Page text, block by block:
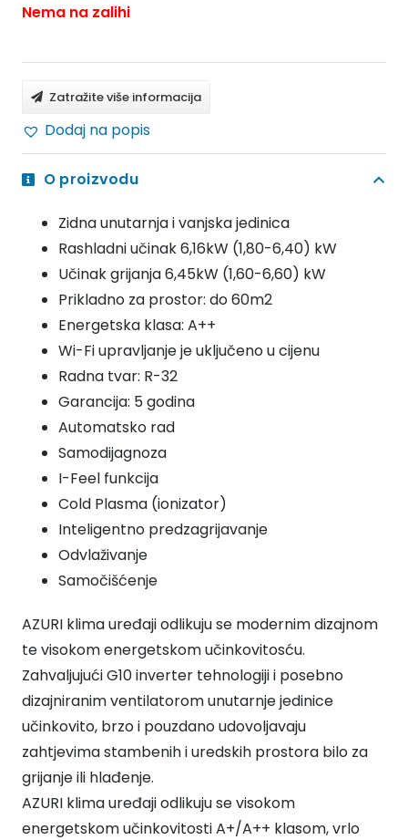
Nema na zalihi
Zatražite više informacija
Dodaj na popis
O proizvodu
Zidna unutarnja i vanjska jedinica
Rashladni učinak 6,16kW (1,80-6,40) kW
Učinak grijanja 6,45kW (1,60-6,60) kW
Prikladno za prostor: do 60m2
Energetska klasa: A++
Wi-Fi upravljanje je uključeno u cijenu
Radna tvar: R-32
Garancija: 5 godina
Automatsko rad
Samodijagnoza
I-Feel funkcija
Cold Plasma (ionizator)
Inteligentno predzagrijavanje
Odvlaživanje
Samočišćenje
AZURI klima uređaji odlikuju se modernim dizajnom
te visokom energetskom učinkovitosću.
Zahvaljujući G10 inverter tehnologiji i posebno
dizajniranim ventilatorom unutarnje jedinice
učinkovito, brzo i pouzdano udovoljavaju
zahtjevima stambenih i uredskih prostora bilo za
grijanje ili hlađenje.
AZURI klima uređaji odlikuju se visokom
energetskom učinkovitosti A+/A++ klasom, vrlo